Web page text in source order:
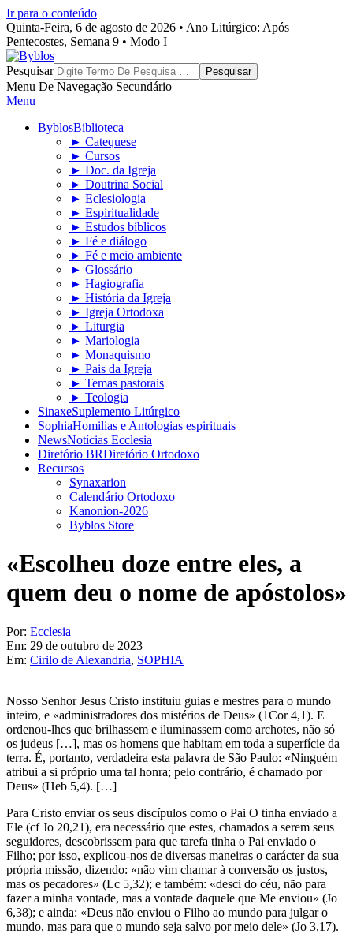
Ir para o conteúdo
Quinta-Feira, 6 de agosto de 2026 • Ano Litúrgico: Após
Pentecostes, Semana 9 • Modo I
Byblos
Pesquisar
Menu De Navegação Secundário
Menu
ByblosBiblioteca
► Catequese
► Cursos
► Doc. da Igreja
► Doutrina Social
► Eclesiologia
► Espiritualidade
► Estudos bíblicos
► Fé e diálogo
► Fé e meio ambiente
► Glossário
► Hagiografia
► História da Igreja
► Igreja Ortodoxa
► Liturgia
► Mariologia
► Monaquismo
► Pais da Igreja
► Temas pastorais
► Teologia
SinaxeSuplemento Litúrgico
SophiaHomilias e Antologias espirituais
NewsNotícias Ecclesia
Diretório BRDiretório Ortodoxo
Recursos
Synaxarion
Calendário Ortodoxo
Kanonion-2026
Byblos Store
«Escolheu doze entre eles, a
quem deu o nome de apóstolos»
Por: Ecclesia
Em: 29 de outubro de 2023
Em: Cirilo de Alexandria, SOPHIA
Nosso Senhor Jesus Cristo instituiu guias e mestres para o mundo
inteiro, e «administradores dos mistérios de Deus» (1Cor 4,1). E
ordenou-lhes que brilhassem e iluminassem como archotes, não só
os judeus […], mas os homens que habitam em toda a superfície da
terra. É, portanto, verdadeira esta palavra de São Paulo: «Ninguém
atribui a si próprio uma tal honra; pelo contrário, é chamado por
Deus» (Heb 5,4). […]
Para Cristo enviar os seus discípulos como o Pai O tinha enviado a
Ele (cf Jo 20,21), era necessário que estes, chamados a serem seus
seguidores, descobrissem para que tarefa tinha o Pai enviado o
Filho; por isso, explicou-nos de diversas maneiras o carácter da sua
própria missão, dizendo: «não vim chamar à conversão os justos,
mas os pecadores» (Lc 5,32); e também: «desci do céu, não para
fazer a minha vontade, mas a vontade daquele que Me enviou» (Jo
6,38); e ainda: «Deus não enviou o Filho ao mundo para julgar o
mundo, mas para que o mundo seja salvo por meio dele» (Jo 3,17).